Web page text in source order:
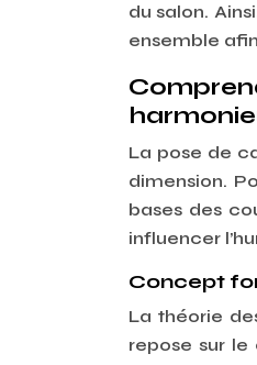
du salon.
ensemble
La pose de
dimension.
bases des
influencer
Concept
La théorie
repose sur le